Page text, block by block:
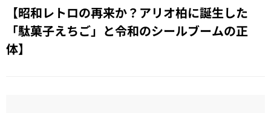
【昭和レトロの再来か？アリオ柏に誕生した
「駄菓子えちご」と令和のシールブームの正
体】